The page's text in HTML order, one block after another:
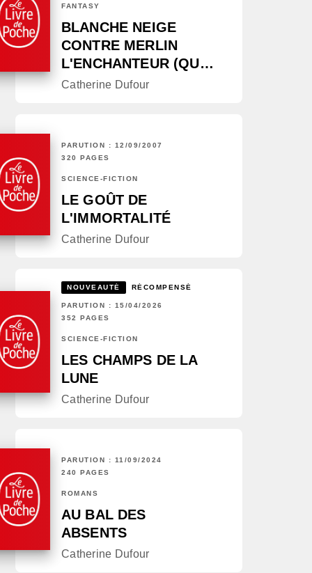
FANTASY
BLANCHE NEIGE
CONTRE MERLIN
L'ENCHANTEUR (QU…
Catherine Dufour
PARUTION : 12/09/2007
320 PAGES
SCIENCE-FICTION
LE GOÛT DE
L'IMMORTALITÉ
Catherine Dufour
NOUVEAUTÉ RÉCOMPENSÉ
PARUTION : 15/04/2026
352 PAGES
SCIENCE-FICTION
LES CHAMPS DE LA
LUNE
Catherine Dufour
PARUTION : 11/09/2024
240 PAGES
ROMANS
AU BAL DES
ABSENTS
Catherine Dufour